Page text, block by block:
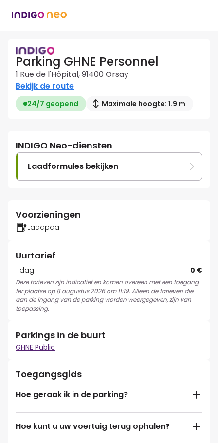
Parking GHNE Personnel
1 Rue de l'Hôpital, 91400 Orsay
Bekijk de route
24/7 geopend Maximale hoogte: 1.9 m
INDIGO Neo-diensten
Laadformules bekijken
Voorzieningen
Laadpaal
Uurtarief
1 dag 0 €
Deze tarieven zijn indicatief en komen overeen met een toegang
ter plaatse op 8 augustus 2026 om 11:19. Alleen de tarieven die
aan de ingang van de parking worden weergegeven, zijn van
toepassing.
Parkings in de buurt
GHNE Public
Toegangsgids
Hoe geraak ik in de parking?
Hoe kunt u uw voertuig terug ophalen?